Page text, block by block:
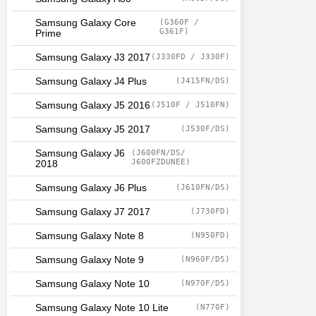
Samsung Galaxy Core
Prime
(G360F /
G361F)
Samsung Galaxy J3 2017 (J330FD / J330F)
Samsung Galaxy J4 Plus (J415FN/DS)
Samsung Galaxy J5 2016 (J510F / J510FN)
Samsung Galaxy J5 2017 (J530F/DS)
Samsung Galaxy J6
2018
(J600FN/DS/
J600FZDUNEE)
Samsung Galaxy J6 Plus (J610FN/DS)
Samsung Galaxy J7 2017 (J730FD)
Samsung Galaxy Note 8 (N950FD)
Samsung Galaxy Note 9 (N960F/DS)
Samsung Galaxy Note 10 (N970F/DS)
Samsung Galaxy Note 10 Lite (N770F)